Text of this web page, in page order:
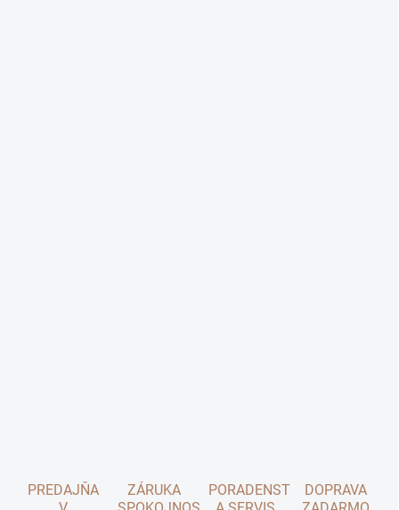
PREDAJŇA
ZÁRUKA
PORADENSTVODOPRAVA